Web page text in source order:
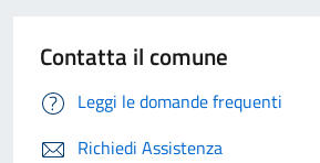
Contatta il comune
Leggi le domande frequenti
Richiedi Assistenza